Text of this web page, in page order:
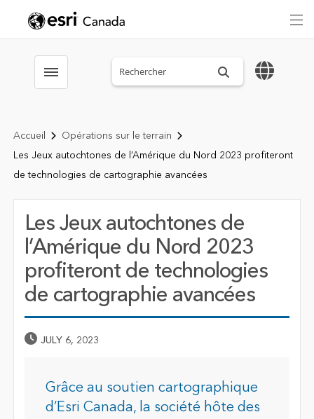
Toggle menubar Search sitewide
Accueil
Opérations sur le terrain
Les Jeux autochtones de l’Amérique du Nord 2023 profiteront
de technologies de cartographie avancées
Les Jeux autochtones de
l’Amérique du Nord 2023
profiteront de technologies
de cartographie avancées
Published Date
JULY 6, 2023
Grâce au soutien cartographique
d’Esri Canada, la société hôte des